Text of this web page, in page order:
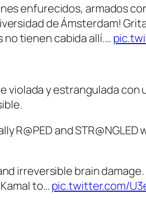
enfurecidos, armados
de Ámsterdam!
no tienen cabida allí.…
y estrangulada con
R@PED and
irreversible brain damage.
to… pic.twitter.com/